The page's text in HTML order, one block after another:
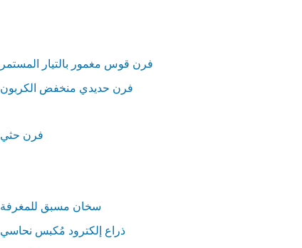
فرن قوس مغمور بالتيار المستمر
فرن حديدي منخفض الكربون
فرن حثي
سخان مسبق للمغرفة
ذراع إلكترود مُكبس نحاسي